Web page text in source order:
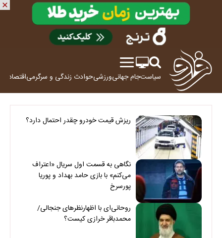
سیاستجام جهانیورزشیحوادث زندگی و سرگرمیاقتصاد
ریزش قیمت خودرو چقدر احتمال دارد؟
نگاهی به قسمت اول سریال «اعتراف
می‌کنم» با بازی حامد بهداد و پوریا
پورسرخ
روحانی‌ای با اظهارنظرهای جنجالی/
محمدباقر خرازی کیست؟